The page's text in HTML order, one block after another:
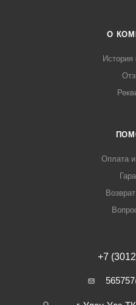
О
История
Оплата
+7